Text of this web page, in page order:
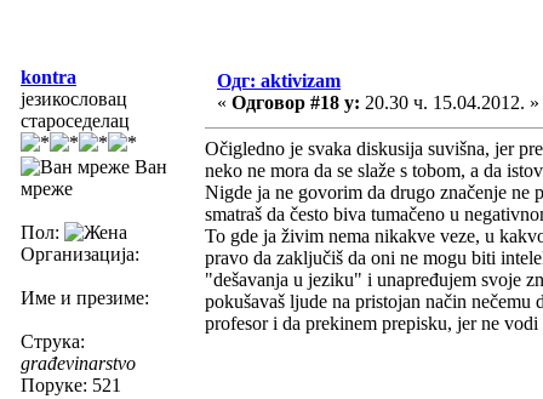
kontra
језикословац
староседелац
Ван
мреже
Пол:
Организација:
Име и презиме:
Струка:
građevinarstvo
Поруке: 521
Одг: aktivizam
« Одговор #18 у: 20.30 ч. 15.04.2012. »
Očigledno je svaka diskusija suvišna, jer
neko ne mora da se slaže s tobom, a da
Nigde ja ne govorim da drugo značenje ne
smatraš da često biva tumačeno u
To gde ja živim nema nikakve veze, u
pravo da zaključiš da oni ne mogu biti
"dešavanja u jeziku" i unapređujem svoje
pokušavaš ljude na pristojan način nečemu
profesor i da prekinem prepisku, jer ne